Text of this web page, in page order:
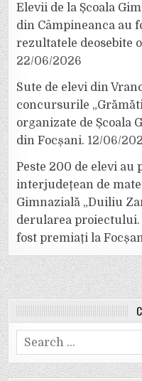
Elevii de la Școala
din Câmpineanca au
rezultatele deosebite
22/06/2026
Sute de elevi din
concursurile
organizate de Școala
din Focșani. 12/06/
Peste 200 de elevi
interjudețean de
Gimnazială „Duiliu
derularea proiectului.
fost premiați la
Search
for: